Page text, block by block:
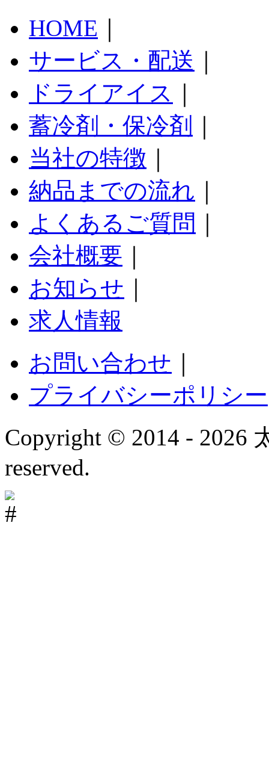
HOME
サービス・配送
ドライアイス
蓄冷剤・保冷剤
当社の特徴
納品までの流れ
よくあるご質問
会社概要
お知らせ
求人情報
お問い合わせ
プライバシーポリシー
Copyright © 2014 - 2026
reserved.